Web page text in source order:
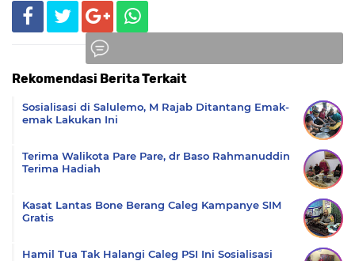
Rekomendasi Berita Terkait
Sosialisasi di Salulemo, M Rajab Ditantang Emak-
emak Lakukan Ini
Terima Walikota Pare Pare, dr Baso Rahmanuddin
Terima Hadiah
Kasat Lantas Bone Berang Caleg Kampanye SIM
Gratis
Hamil Tua Tak Halangi Caleg PSI Ini Sosialisasi